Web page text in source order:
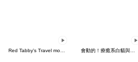
Red Tabby's Travel move sticker 會動的！療癒系白貓與主人